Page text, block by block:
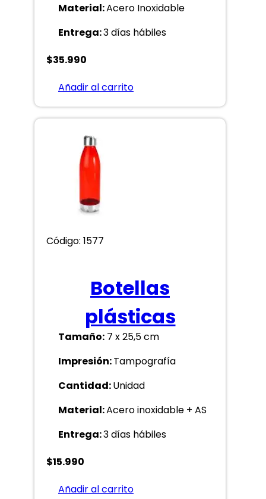
Material:Acero Inoxidable
Entrega:3 días hábiles
$35.990
Añadir al carrito
Código: 1577
Botellas
plásticas
Tamaño: 7 x 25,5 cm
Impresión:Tampografía
Cantidad:Unidad
Material:Acero inoxidable + AS
Entrega:3 días hábiles
$15.990
Añadir al carrito